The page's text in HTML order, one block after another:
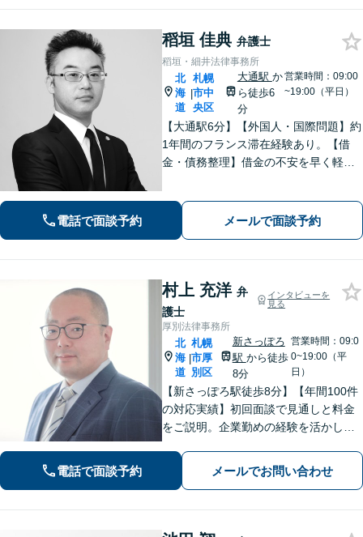
稻垣 佳典 弁護士
稻垣・細井法律事務所
北
海
道
|
札幌
市中
央区
大通駅 か
ら徒歩6
分
営業時間：09:00
~19:00（平日）
【大通駅6分】【外国人・国際問題】約
1年間のフランス滞在経験あり。【借
金・債務整理】借金の不安を早く軽減
電話で面談予約 メールで面談予約
村上 充洋 弁
護士
インタビューを
見る
厚別法律事務所
北
海
道
|
札幌
市厚
別区
新さっぽろ
駅 から徒歩
8分
営業時間：09:0
0~19:00（平
日）
【新さっぽろ駅徒歩8分】【年間100件
の対応実績】初回面談で見通しと料金
をご説明。企業勤めの経験を活かし、
【Web面談可】オンライン相談対応も
しております。
電話で面談予約 メールでお問い合わせ